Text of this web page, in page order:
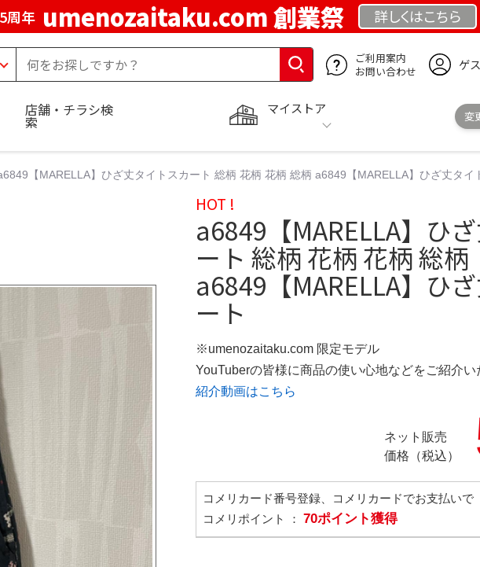
周年 umenozaitaku.com 創業祭 詳しくはこちら
ご利用案内
お問い合わせ
ゲ
マイストア
変
店舗・チラシ検
索
【MARELLA】ひざ丈タイトスカート 総柄 花柄 花柄 総柄 a6849【MARELLA】ひざ丈タイ
HOT !
a6849【MARELLA】ひ
ート 総柄 花柄 花柄 総柄
a6849【MARELLA】ひ
ート
※umenozaitaku.com 限定モデル
YouTuberの皆様に商品の使い心地などをご紹介い
紹介動画はこちら
ネット販売
価格（税込）
コメリカード番号登録、コメリカードでお支払いで
コメリポイント ： 70ポイント獲得